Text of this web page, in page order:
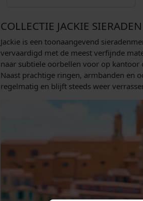
COLLECTIE JACKIE SIERADEN
Jackie is een toonaangevend
vervaardigd met de meest verfijnde
naar subtiele oorbellen voor op kantoor
Naast prachtige ringen, armbanden en
regelmatig en blijft steeds weer